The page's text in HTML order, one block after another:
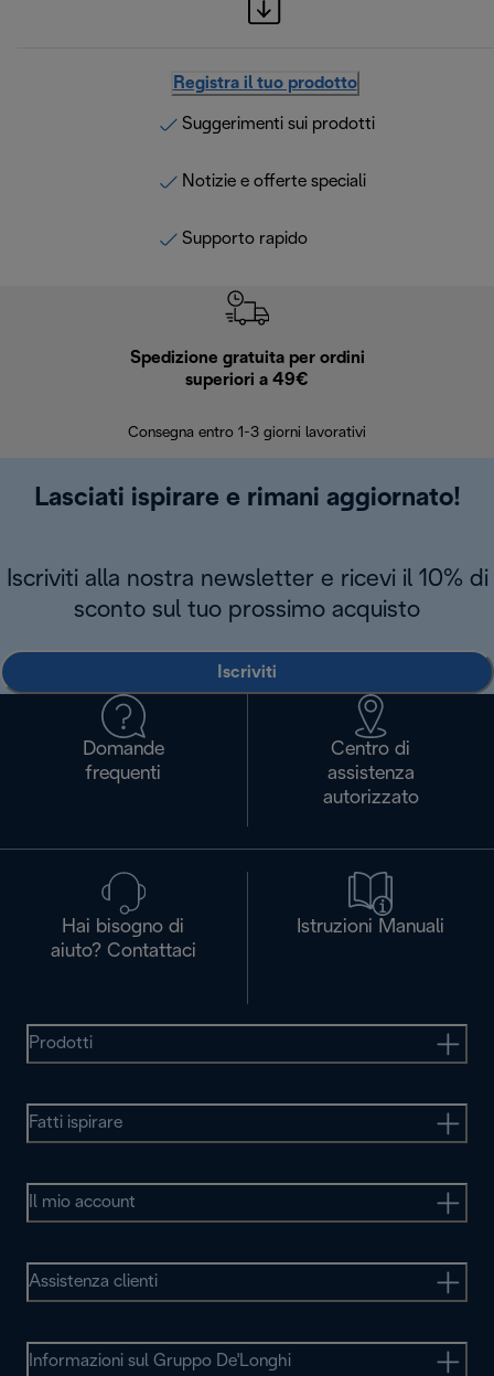
Registra il tuo prodotto
Suggerimenti sui prodotti
Notizie e offerte speciali
Supporto rapido
Spedizione gratuita per ordini
superiori a 49€
Consegna entro 1-3 giorni lavorativi
Lasciati ispirare e rimani aggiornato!
Iscriviti alla nostra newsletter e ricevi il 10% di
sconto sul tuo prossimo acquisto
Iscriviti
Domande
frequenti
Centro di
assistenza
autorizzato
Hai bisogno di
aiuto? Contattaci
Istruzioni Manuali
Prodotti
Fatti ispirare
Il mio account
Assistenza clienti
Informazioni sul Gruppo De'Longhi